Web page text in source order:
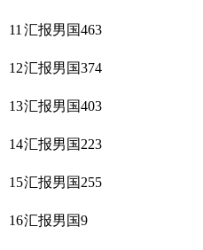
11 汇报男国463
12汇报男国374
13汇报男国403
14汇报男国223
15汇报男国255
16汇报男国9